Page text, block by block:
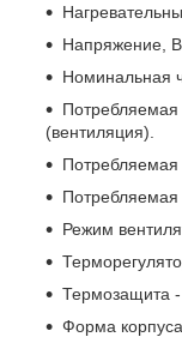
Напряжение,
Номинальная
(вентиляция).
Режим
Термозащита -
Форма корпуса